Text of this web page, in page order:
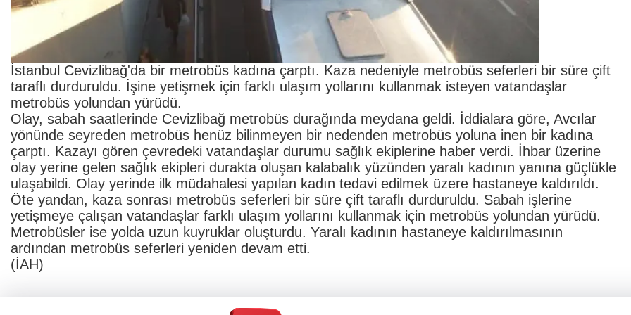
İstanbul Cevizlibağ'da bir metrobüs kadına çarptı. Kaza nedeniyle metrobüs seferleri bir süre çift
taraflı durduruldu. İşine yetişmek için farklı ulaşım yollarını kullanmak isteyen vatandaşlar
metrobüs yolundan yürüdü.
Olay, sabah saatlerinde Cevizlibağ metrobüs durağında meydana geldi. İddialara göre, Avcılar
yönünde seyreden metrobüs henüz bilinmeyen bir nedenden metrobüs yoluna inen bir kadına
çarptı. Kazayı gören çevredeki vatandaşlar durumu sağlık ekiplerine haber verdi. İhbar üzerine
olay yerine gelen sağlık ekipleri durakta oluşan kalabalık yüzünden yaralı kadının yanına güçlükle
ulaşabildi. Olay yerinde ilk müdahalesi yapılan kadın tedavi edilmek üzere hastaneye kaldırıldı.
Öte yandan, kaza sonrası metrobüs seferleri bir süre çift taraflı durduruldu. Sabah işlerine
yetişmeye çalışan vatandaşlar farklı ulaşım yollarını kullanmak için metrobüs yolundan yürüdü.
Metrobüsler ise yolda uzun kuyruklar oluşturdu. Yaralı kadının hastaneye kaldırılmasının
ardından metrobüs seferleri yeniden devam etti.
(İAH)